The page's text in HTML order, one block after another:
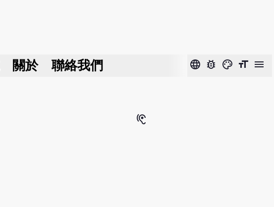
關於 聯絡我們 language bug_report color_lens format_size menu
hearing